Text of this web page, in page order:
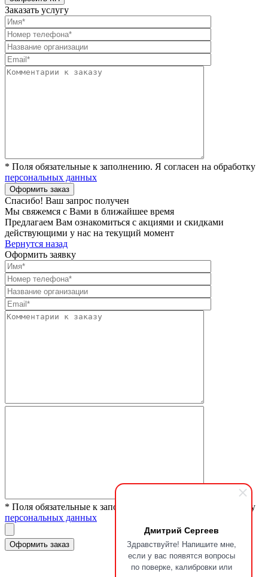
Дмитрий Сергеев
Здравствуйте! Напишите мне,
если у вас появятся вопросы
по поверке, калибровки или
Заказать услугу
* Поля обязательные к заполнению. Я согласен на обработку
персональных данных
Спасибо! Ваш запрос получен
Мы свяжемся с Вами в ближайшее время
Предлагаем Вам ознакомиться с акциями и скидками
действующими у нас на текущий момент
Вернутся назад
Оформить заявку
* Поля обязательные к заполнению. Я согласен на обработку
персональных данных